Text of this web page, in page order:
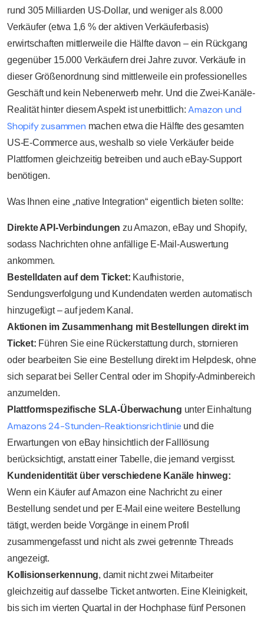
rund 305 Milliarden US-Dollar, und weniger als 8.000
Verkäufer (etwa 1,6 % der aktiven Verkäuferbasis)
erwirtschaften mittlerweile die Hälfte davon – ein Rückgang
gegenüber 15.000 Verkäufern drei Jahre zuvor. Verkäufe in
dieser Größenordnung sind mittlerweile ein professionelles
Geschäft und kein Nebenerwerb mehr. Und die Zwei-Kanäle-
Realität hinter diesem Aspekt ist unerbittlich:Amazon und
Shopify zusammen machen etwa die Hälfte des gesamten
US-E-Commerce aus, weshalb so viele Verkäufer beide
Plattformen gleichzeitig betreiben und auch eBay-Support
benötigen.
Was Ihnen eine „native Integration“ eigentlich bieten sollte:
Direkte API-Verbindungen zu Amazon, eBay und Shopify,
sodass Nachrichten ohne anfällige E-Mail-Auswertung
ankommen.
Bestelldaten auf dem Ticket: Kaufhistorie,
Sendungsverfolgung und Kundendaten werden automatisch
hinzugefügt – auf jedem Kanal.
Aktionen im Zusammenhang mit Bestellungen direkt im
Ticket: Führen Sie eine Rückerstattung durch, stornieren
oder bearbeiten Sie eine Bestellung direkt im Helpdesk, ohne
sich separat bei Seller Central oder im Shopify-Adminbereich
anzumelden.
Plattformspezifische SLA-Überwachung unter Einhaltung
Amazons 24-Stunden-Reaktionsrichtlinie und die
Erwartungen von eBay hinsichtlich der Falllösung
berücksichtigt, anstatt einer Tabelle, die jemand vergisst.
Kundenidentität über verschiedene Kanäle hinweg:
Wenn ein Käufer auf Amazon eine Nachricht zu einer
Bestellung sendet und per E-Mail eine weitere Bestellung
tätigt, werden beide Vorgänge in einem Profil
zusammengefasst und nicht als zwei getrennte Threads
angezeigt.
Kollisionserkennung, damit nicht zwei Mitarbeiter
gleichzeitig auf dasselbe Ticket antworten. Eine Kleinigkeit,
bis sich im vierten Quartal in der Hochphase fünf Personen